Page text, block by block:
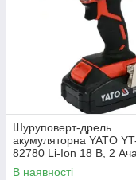
Шуруповерт-дрель
акумуляторна YATO
82780 Li-Ion 18 В, 2
Нм, ↓13 мм
В наявності